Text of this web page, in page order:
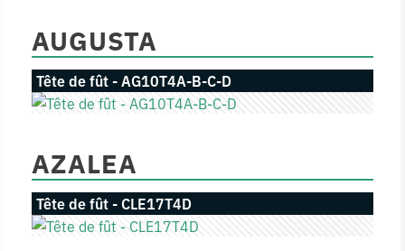
AUGUSTA
Tête de fût - AG10T4A-B-C-D
AZALEA
Tête de fût - CLE17T4D